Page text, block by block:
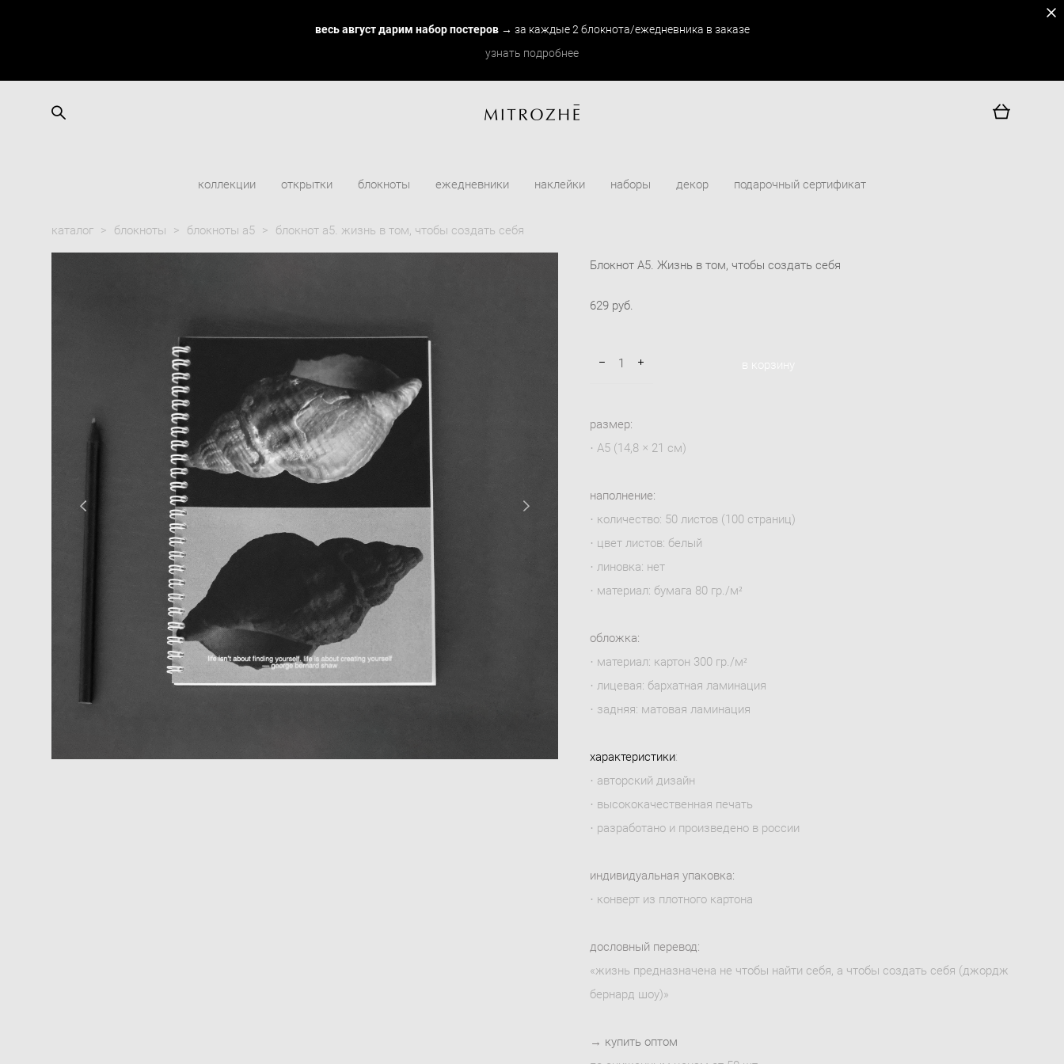
весь август дарим набор постеров→ за каждые 2 блокнота/ежедневника в заказе
узнать подробнее
коллекции открытки блокноты ежедневники наклейки наборы декор подарочный сертификат
каталог > блокноты > блокноты а5 > блокнот а5. жизнь в том, чтобы создать себя
Блокнот А5. Жизнь в том, чтобы создать себя
629 pуб.
в корзину
размер:
· А5 (14,8 × 21 см)
наполнение:
· количество: 50 листов (100 страниц)
· цвет листов: белый
· линовка: нет
· материал: бумага 80 гр./м²
обложка:
· материал: картон 300 гр./м²
· лицевая: бархатная ламинация
· задняя: матовая ламинация
характеристики:
· авторский дизайн
· высококачественная печать
· разработано и произведено в россии
индивидуальная упаковка:
· конверт из плотного картона
дословный перевод:
«жизнь предназначена не чтобы найти себя, а чтобы создать себя (джордж
бернард шоу)»
→ купить оптом